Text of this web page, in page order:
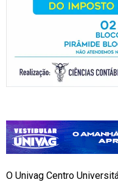
O Univag Centro